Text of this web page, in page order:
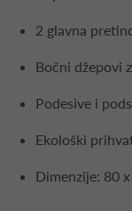
2 glavna
Bočni džepovi
Podesive i
Ekološki
Dimenzije: 80